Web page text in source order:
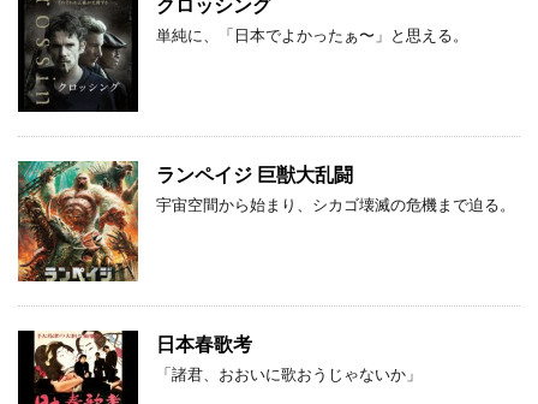
クロッシング
単純に、「日本でよかったぁ〜」と思える。
ランペイジ 巨獣大乱闘
宇宙空間から始まり、シカゴ壊滅の危機まで迫る。
日本春歌考
「諸君、おおいに歌おうじゃないか」